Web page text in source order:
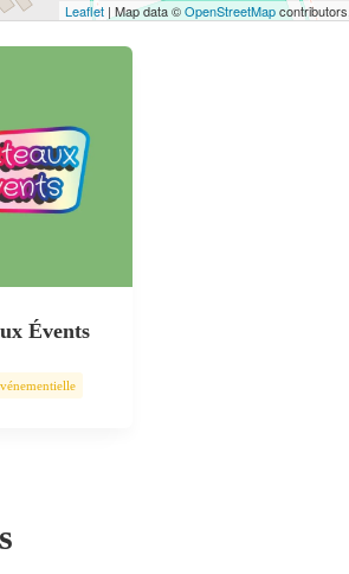
Leaflet| Map data ©OpenStreetMapcontributors,
Évents